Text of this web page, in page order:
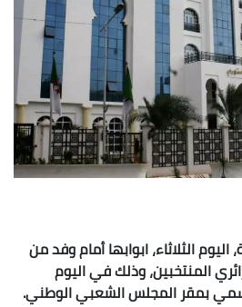
الثلاثاء، ابوابها أمام وفد من
المنتخبين، وذلك في اليوم
بمقر المجلس الشعبي الوطني.